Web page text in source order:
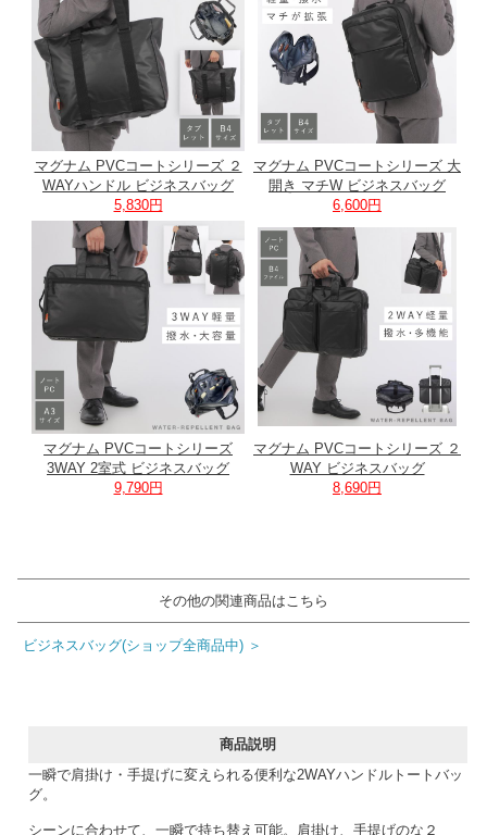
マグナム PVCコートシリーズ ２
WAYハンドル ビジネスバッグ
5,830円
マグナム PVCコートシリーズ 大
開き マチW ビジネスバッグ
6,600円
マグナム PVCコートシリーズ
3WAY 2室式 ビジネスバッグ
9,790円
マグナム PVCコートシリーズ ２
WAY ビジネスバッグ
8,690円
その他の関連商品はこちら
ビジネスバッグ(ショップ全商品中) ＞
商品説明
一瞬で肩掛け・手提げに変えられる便利な2WAYハンドルトートバッ
グ。
シーンに合わせて、一瞬で持ち替え可能。肩掛け、手提げのな２